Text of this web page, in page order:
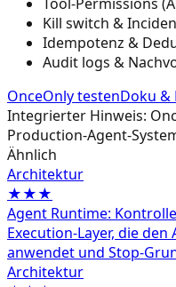
Kill switch &
Idempotenz &
Audit logs &
OnceOnly testenDoku &
Integrierter Hinweis:
Production-Agent-
Ähnlich
Architektur
★★★
Agent Runtime:
Execution-Layer, die
anwendet und Stop-
Architektur